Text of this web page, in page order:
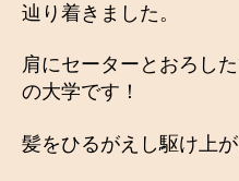
辿り着きました。
肩にセーターとおろし
の大学です！
髪をひるがえし駆け上